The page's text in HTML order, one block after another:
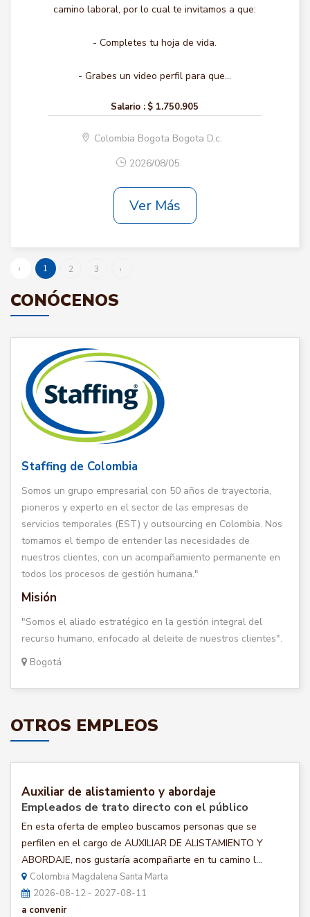
camino laboral, por lo cual te invitamos a que:
- Completes tu hoja de vida.
- Grabes un video perfil para que...
Salario : $ 1.750.905
Colombia Bogota Bogota D.c.
2026/08/05
Ver Más
‹ 1 2 3 ›
CONÓCENOS
Staffing de Colombia
Somos un grupo empresarial con 50 años de trayectoria,
pioneros y experto en el sector de las empresas de
servicios temporales (EST) y outsourcing en Colombia. Nos
tomamos el tiempo de entender las necesidades de
nuestros clientes, con un acompañamiento permanente en
todos los procesos de gestión humana."
Misión
"Somos el aliado estratégico en la gestión integral del
recurso humano, enfocado al deleite de nuestros clientes".
Bogotá
OTROS EMPLEOS
Auxiliar de alistamiento y abordaje
Empleados de trato directo con el público
En esta oferta de empleo buscamos personas que se
perfilen en el cargo de AUXILIAR DE ALISTAMIENTO Y
ABORDAJE, nos gustaría acompañarte en tu camino l...
Colombia Magdalena Santa Marta
2026-08-12 - 2027-08-11
a convenir